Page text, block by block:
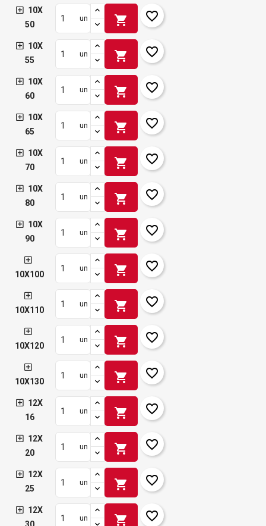
10X
50
un shopping_cart favorite_border
10X
55
un shopping_cart favorite_border
10X
60
un shopping_cart favorite_border
10X
65
un shopping_cart favorite_border
10X
70
un shopping_cart favorite_border
10X
80
un shopping_cart favorite_border
10X
90
un shopping_cart favorite_border
10X100
un shopping_cart favorite_border
10X110
un shopping_cart favorite_border
10X120
un shopping_cart favorite_border
10X130
un shopping_cart favorite_border
12X
16
un shopping_cart favorite_border
12X
20
un shopping_cart favorite_border
12X
25
un shopping_cart favorite_border
12X
un shopping_cart favorite_border